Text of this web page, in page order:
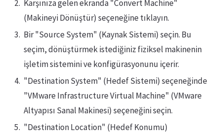
Karşınıza gelen ekranda "Convert Machine"
(Makineyi Dönüştür) seçeneğine tıklayın.
Bir "Source System" (Kaynak Sistemi) seçin. Bu
seçim, dönüştürmek istediğiniz fiziksel makinenin
işletim sistemini ve konfigürasyonunu içerir.
"Destination System" (Hedef Sistemi) seçeneğinde
"VMware Infrastructure Virtual Machine" (VMware
Altyapısı Sanal Makinesi) seçeneğini seçin.
"Destination Location" (Hedef Konumu)